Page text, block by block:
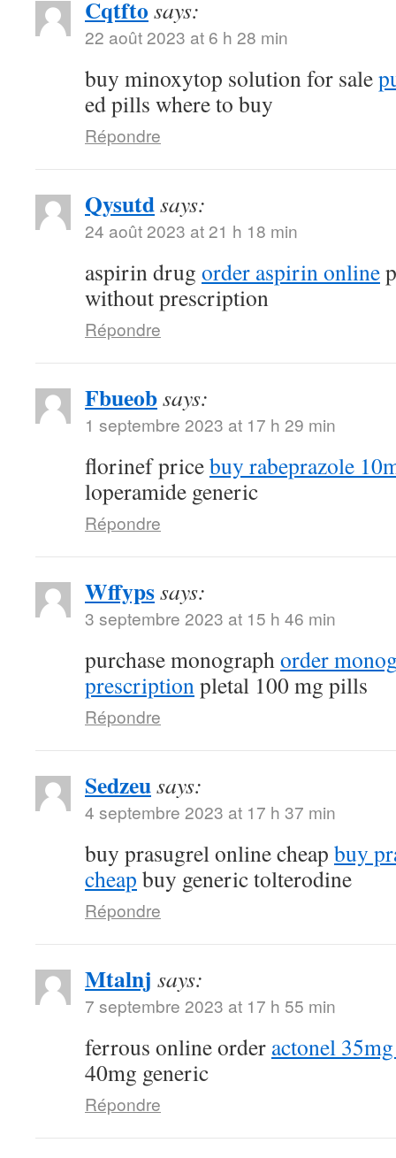
Cqtfto says:
22 août 2023 at 6 h 28 min
buy minoxytop solution for sale
ed pills where to buy
Répondre
Qysutdsays:
24 août 2023 at 21 h 18 min
aspirin drug order aspirin online
without prescription
Répondre
Fbueobsays:
1 septembre 2023 at 17 h 29 min
florinef pricebuy rabeprazole
loperamide generic
Répondre
Wffypssays:
3 septembre 2023 at 15 h 46 min
purchase monographorder
prescriptionpletal 100 mg pills
Répondre
Sedzeusays:
4 septembre 2023 at 17 h 37 min
buy prasugrel online cheap buy
cheap buy generic tolterodine
Répondre
Mtalnj says:
7 septembre 2023 at 17 h 55 min
ferrous online order actonel
40mg generic
Répondre